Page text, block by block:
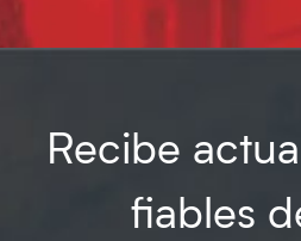
Recibe
fiables